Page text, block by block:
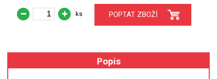
SPEKTROFOTOMETRY
PŘÍPRAVA VZORKŮ
ks POPTAT ZBOŽÍ
Popis